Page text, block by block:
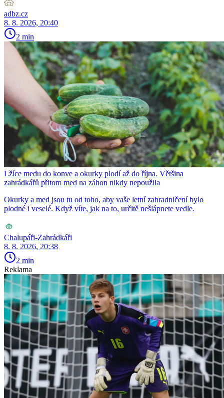
adbz.cz
8. 8. 2026, 20:40
2 min
Lžíce medu do konve a okurky plodí až do října. Většina
zahrádkářů přitom med na záhon nikdy nepoužila
Okurky a med jsou tu od toho, aby vaše letní zahradničení bylo
plodné i veselé. Když víte, jak na to, určitě nešlápnete vedle.
Chalupáři-Zahrádkáři
8. 8. 2026, 20:38
2 min
Reklama